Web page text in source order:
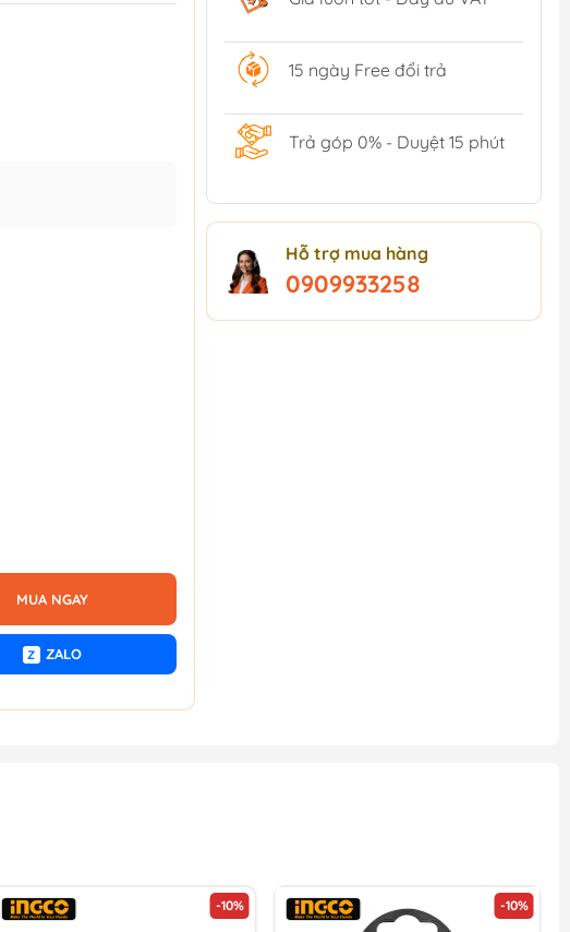
MUA NGAY
Z ZALO
15 ngày Free đổi trả
Trả góp 0% - Duyệt 15 phút
Hỗ trợ mua hàng
0909933258
-10% -10%